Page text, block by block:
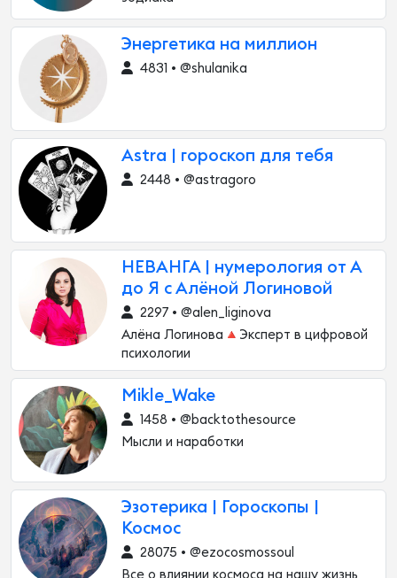
Энергетика на миллион
4831 • @shulanika
Astra | гороскоп для тебя
2448 • @astragoro
НЕВАНГА | нумерология от А
до Я с Алёной Логиновой
2297 • @alen_liginova
Алёна Логинова🔺Эксперт в цифровой
психологии
Mikle_Wake
1458 • @backtothesource
Мысли и наработки
Эзотерика | Гороскопы |
Космос
28075 • @ezocosmossoul
Все о влиянии космоса на нашу жизнь